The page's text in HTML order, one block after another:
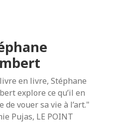
en livre, Stéphane
explore ce qu’il en
de vouer sa vie à l’art."
Pujas, LE POINT